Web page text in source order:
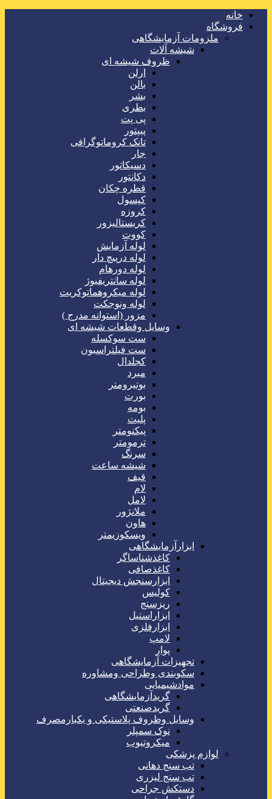
خانه
فروشگاه
ملزومات آزمایشگاهی
شیشه آلات
ظروف شیشه ای
ارلن
بالن
بشر
بطری
پی پت
پیپتور
تانک کروماتوگرافی
جار
دسیکاتور
دکانتور
قطره چکان
کپسول
کروزه
کریستالیزور
کووت
لوله آزمایش
لوله درپیچ دار
لوله دورهام
لوله سانتریفیوژ
لوله میکروهماتوکریت
لوله ونوجکت
مزور (استوانه مدرج )
وسایل وقطعات شیشه ای
ست سوکسله
ست فیلتراسیون
کجلدال
مبرد
بوتیرومتر
بورت
بومه
پلیت
پیکنومتر
ترمومتر
سرنگ
شیشه ساعت
قیف
لام
لامل
ملانژور
هاون
ویسکوزیمتر
ابزارآزمایشگاهی
کاغذشناساگر
کاغذصافی
ابزارسنجش دیجیتال
کولیس
ریزسنج
ابزاراستیل
ابزارفلزی
لامپ
پوار
تجهیزات آزمایشگاهی
سکوبندی وطراحی ومشاوره
موادشیمیایی
گریدآزمایشگاهی
گریدصنعتی
وسایل وظروف پلاستیکی و یکبارمصرف
نوک سمپلر
میکروتیوب
لوازم پزشکی
تب سنج دهانی
تب سنج لیزری
دستکش جراحی